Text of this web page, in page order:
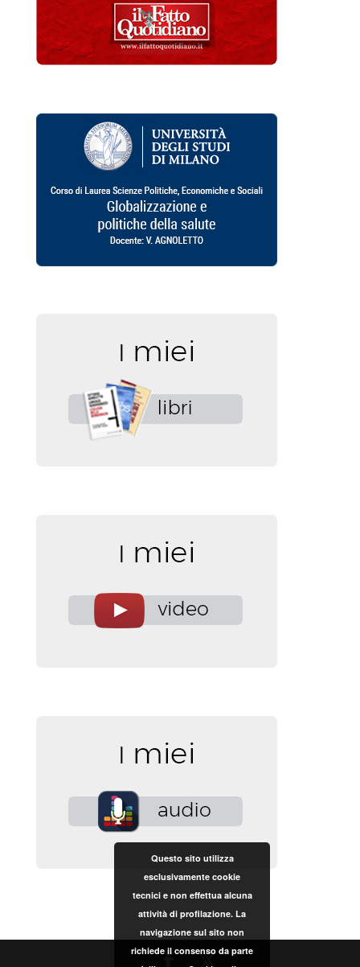
Questo sito utilizza
esclusivamente cookie
tecnici e non effettua alcuna
attività di profilazione. La
navigazione sul sito non
richiede il consenso da parte